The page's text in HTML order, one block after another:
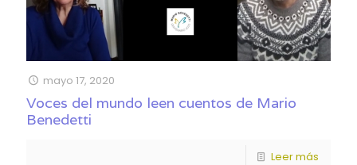
mayo 17, 2020
Voces del mundo leen cuentos de Mario
Benedetti
Leer más